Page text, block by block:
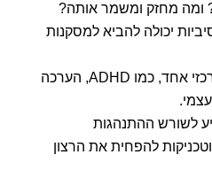
ומה מחזק ומשמר אותה?
יכולה להביא למסקנות
למשל, שהיא נובעת מקושי מרכזי אחד, כמו ADHD, הערכה
לשורש ההתנהגות
להפחית את הרצון